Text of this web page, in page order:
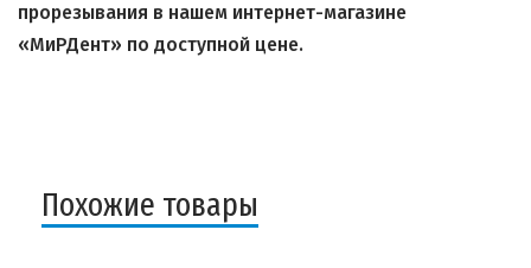
прорезывания в нашем интернет-магазине
«МиРДент» по доступной цене.
Похожие товары